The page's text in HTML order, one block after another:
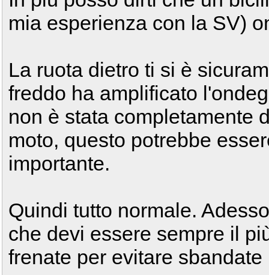
mia esperienza con la SV)
La ruota dietro ti si è
freddo ha amplificato
non è stata completamente
moto, questo potrebbe
importante.
Quindi tutto normale.
che devi essere sempre il
frenate per evitare